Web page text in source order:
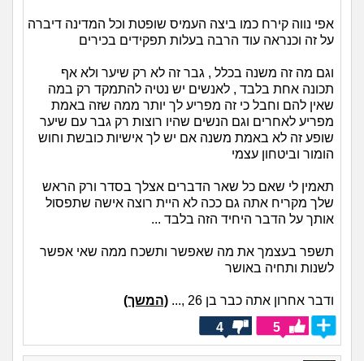
אפי נווה קירח כמו ביצה העמיס שופטת וכל המדינה דיברה
על זה וכנראה עוד הרבה בעלות תפקידים בכירים
וגם מה זה משנה בכלל , גבר זה לא רק שיער ולא אף
תכונה אחת בלבד , לאנשים יש נטיה להתמקד רק במה
שאין להם וחבל כי זה מפריע לך יותר ממה שזה באמת
מפריע לאחרים וגם הנשים שהיו רוצות רק גבר עם שיער
שופע זה לא באמת משנה אם יש לך אישיות כובשת וחוש
הומור וביטחון עצמי
תאמין לי שאם כל שאר הדברים אצלך בסדר ורק הראש
שלך מקריח אתה גם ככה לא היית רוצה אישה שתפסול
אותך על הדבר היחיד הזה בלבד ...
תשפר בעצמך את מה שאפשר ותשכח ממה שאי אפשר
לשנות ותחיה באושר
ודבר אחרון אתה כבר בן 26 ,...
(המשך)
5
4